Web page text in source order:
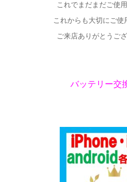
これでまだまだご使
これからも大切にご使
ご来店ありがとうご
バッテリー交